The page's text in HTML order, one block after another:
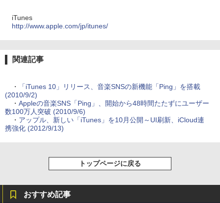
iTunes
http://www.apple.com/jp/itunes/
関連記事
・
「iTunes 10」リリース、音楽SNSの新機能「Ping」を搭載
(2010/9/2)
・ Appleの音楽SNS「Ping」、開始から48時間たたずにユーザー
数100万人突破 (2010/9/6)
・ アップル、新しい「iTunes」を10月公開～UI刷新、iCloud連
携強化 (2012/9/13)
トップページに戻る
おすすめ記事